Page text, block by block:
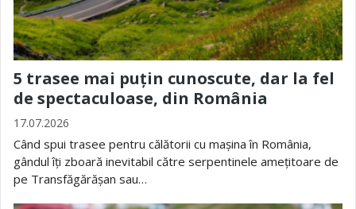
5 trasee mai puțin cunoscute, dar la fel
de spectaculoase, din România
17.07.2026
Când spui trasee pentru călătorii cu mașina în România,
gândul îți zboară inevitabil către serpentinele amețitoare de
pe Transfăgărășan sau…